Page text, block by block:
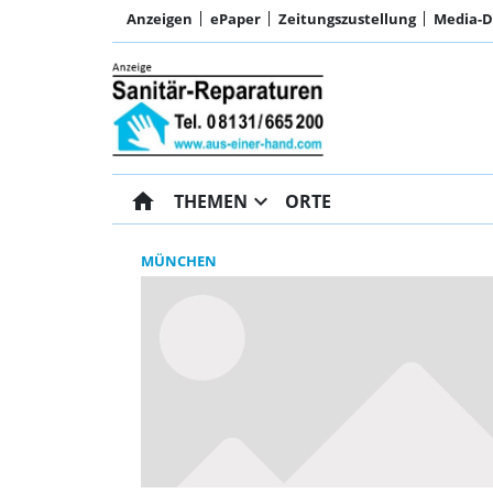
Anzeigen ePaper Zeitungszustellung Media-
home THEMEN expand_more ORTE
MÜNCHEN